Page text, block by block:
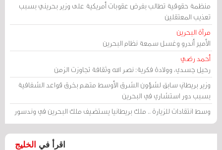
منظمة حقوقية تطالب بفرض عقوبات أمريكية على وزير بحريني بسبب
تعذيب المعتقلين
مرآة البحرين
الأمير أندرو وغسل سمعة نظام البحرين
أحمد رضي
رحيل جسدي، وولادة فكرية: نصر الله وثقافة تجاوزت الزمن
وزير بريطاني سابق لشؤون الشرق الأوسط متهم بخرق قواعد الشفافية
بسبب دور استشاري في البحرين
وسط انتقادات للزيارة .. ملك بريطانيا يستضيف ملك البحرين في وندسور
اقرأ في الخليج